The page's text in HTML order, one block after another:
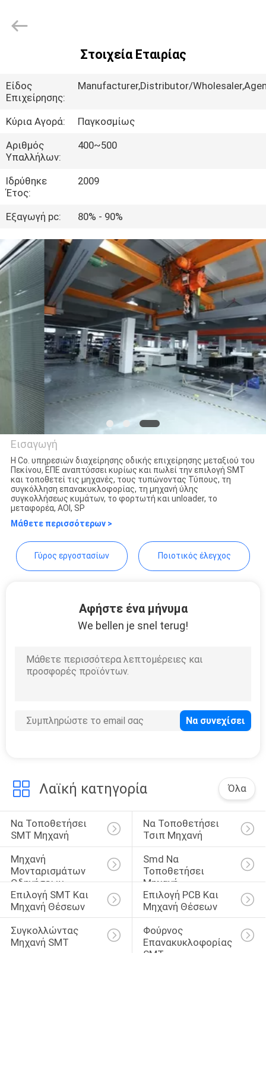
ΠΡΟΪΌΝΤΑ
ΠΕΡΊΠΟΥ
ΕΜΕΊΣ
ΓΎΡΟΣ
ΕΡΓΟΣΤΑΣΊΩΝ
ΠΟΙΟΤΙΚΌΣ
ΈΛΕΓΧΟΣ
ΜΑΣ
ΕΛΆΤΕ
ΕΠΑΦΉ
ΜΕ
ΕΙΔΉΣΕΙΣ
ΖΗΤΉΣΤΕ
ΈΝΑ
ΑΠΌΣΠΑΣΜΑ
SITEMAP
Enterprise
Management
Στοιχεία Εταιρίας
Είδος
Επιχείρησης:
Manufacturer,Distributor/
Κύρια Αγορά:
Παγκοσμίως
Αριθμός
Υπαλλήλων:
400~500
Ιδρύθηκε
Έτος:
2009
Εξαγωγή pc: 80% - 90%
Beijing Silk Road Enterprise
Management Services
Co.,LTD
Εισαγωγή
Η Co. υπηρεσιών διαχείρησης οδικής επιχείρησης μεταξιού του
Πεκίνου, ΕΠΕ αναπτύσσει κυρίως και πωλεί την επιλογή SMT
και τοποθετεί τις μηχανές, τους τυπώνοντας Τύπους, τη
συγκόλληση επανακυκλοφορίας, τη μηχανή ύλης
συγκολλήσεως κυμάτων, το φορτωτή και unloader, το
μεταφορέα, AOI, SP
Μάθετε περισσότερων >
Γύρος εργοστασίων Ποιοτικός έλεγχος
Αφήστε ένα μήνυμα
We bellen je snel terug!
Λαϊκή κατηγορία Όλα
Να Τοποθετήσει
SMT Μηχανή
Να Τοποθετήσει
Τσιπ Μηχανή
Μηχανή
Μονταρισμάτων
Οδηγήσεων
Smd Να
Τοποθετήσει
Μηχανή
Επιλογή SMT Και
Μηχανή Θέσεων
Επιλογή PCB Και
Μηχανή Θέσεων
Συγκολλώντας
Μηχανή SMT
Φούρνος
Επανακυκλοφορίας
SMT